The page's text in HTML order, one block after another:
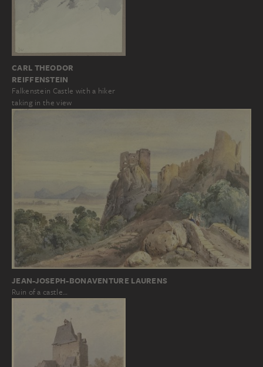
CARL THEODOR
REIFFENSTEIN
Falkenstein Castle with a hiker
taking in the view
JEAN-JOSEPH-BONAVENTURE LAURENS
Ruin of a castle…